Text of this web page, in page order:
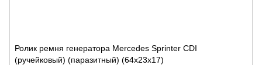
Ролик ремня генератора Mercedes Sprinter CDI
(ручейковый) (паразитный) (64х23х17)